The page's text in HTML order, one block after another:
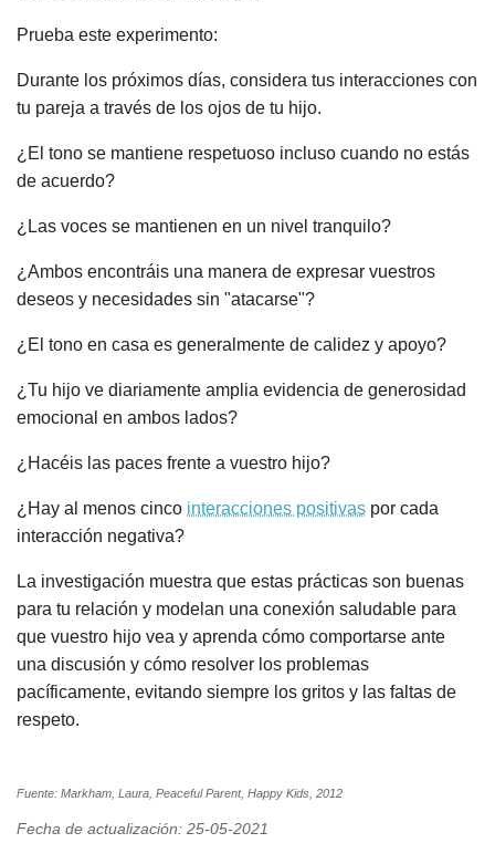
Prueba este experimento:
Durante los próximos días, considera tus interacciones con
tu pareja a través de los ojos de tu hijo.
¿El tono se mantiene respetuoso incluso cuando no estás
de acuerdo?
¿Las voces se mantienen en un nivel tranquilo?
¿Ambos encontráis una manera de expresar vuestros
deseos y necesidades sin "atacarse"?
¿El tono en casa es generalmente de calidez y apoyo?
¿Tu hijo ve diariamente amplia evidencia de generosidad
emocional en ambos lados?
¿Hacéis las paces frente a vuestro hijo?
¿Hay al menos cinco interacciones positivas por cada
interacción negativa?
La investigación muestra que estas prácticas son buenas
para tu relación y modelan una conexión saludable para
que vuestro hijo vea y aprenda cómo comportarse ante
una discusión y cómo resolver los problemas
pacíficamente, evitando siempre los gritos y las faltas de
respeto.
Fuente: Markham, Laura, Peaceful Parent, Happy Kids, 2012
Fecha de actualización: 25-05-2021